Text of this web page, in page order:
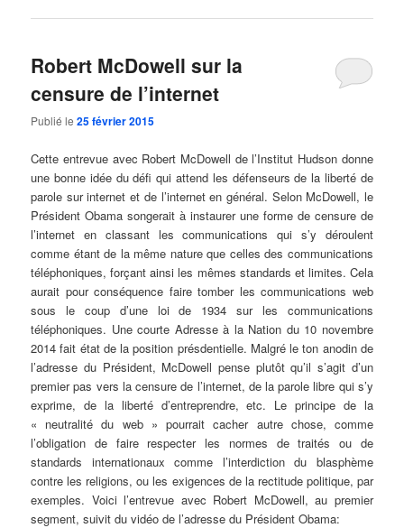
Robert McDowell sur la
censure de l’internet
Publié le25 février 2015
Cette entrevue avec Robert McDowell de l’Institut Hudson donne
une bonne idée du défi qui attend les défenseurs de la liberté de
parole sur internet et de l’internet en général. Selon McDowell, le
Président Obama songerait à instaurer une forme de censure de
l’internet en classant les communications qui s’y déroulent
comme étant de la même nature que celles des communications
téléphoniques, forçant ainsi les mêmes standards et limites. Cela
aurait pour conséquence faire tomber les communications web
sous le coup d’une loi de 1934 sur les communications
téléphoniques. Une courte Adresse à la Nation du 10 novembre
2014 fait état de la position présdentielle. Malgré le ton anodin de
l’adresse du Président, McDowell pense plutôt qu’il s’agit d’un
premier pas vers la censure de l’internet, de la parole libre qui s’y
exprime, de la liberté d’entreprendre, etc. Le principe de la
« neutralité du web » pourrait cacher autre chose, comme
l’obligation de faire respecter les normes de traités ou de
standards internationaux comme l’interdiction du blasphème
contre les religions, ou les exigences de la rectitude politique, par
exemples. Voici l’entrevue avec Robert McDowell, au premier
segment, suivit du vidéo de l’adresse du Président Obama: